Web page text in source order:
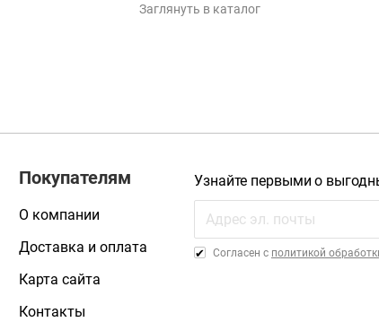
Заглянуть в каталог
Покупателям
О компании
Доставка и оплата
Карта сайта
Контакты
Узнайте первыми о
Cогласен с политикой